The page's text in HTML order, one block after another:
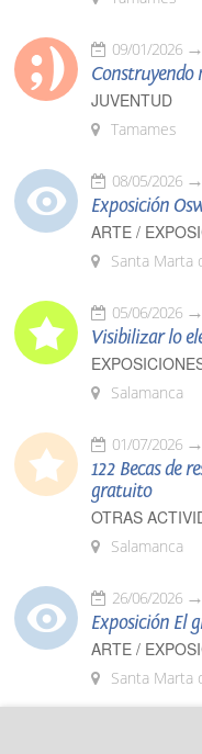
09/01/2026
JUVENTUD
Tamames
08/05/2026
Exposición
ARTE /
Santa Marta
05/06/2026
Visibilizar lo
Salamanca
01/07/2026
122 Becas de
gratuito
OTRAS
Salamanca
26/06/2026
Exposición El
ARTE /
Santa Marta